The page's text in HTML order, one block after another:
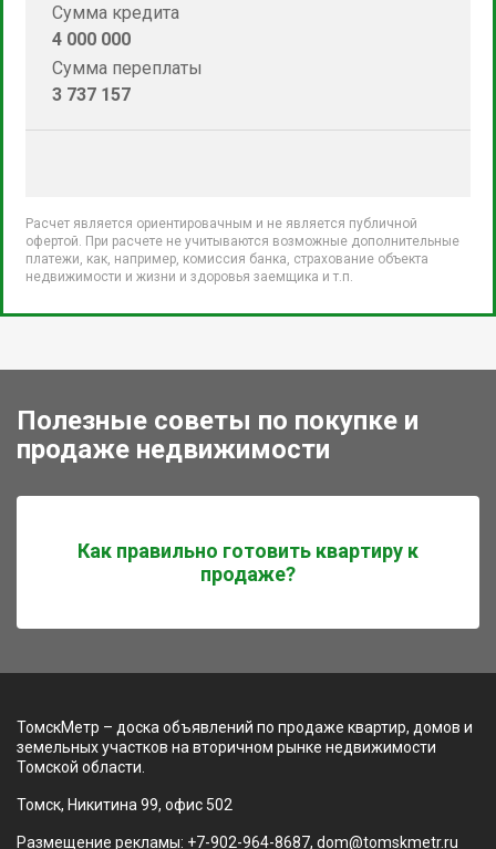
Сумма кредита
4 000 000
Сумма переплаты
3 737 157
Расчет является ориентировачным и не является публичной
офертой. При расчете не учитываются возможные дополнительные
платежи, как, например, комиссия банка, страхование объекта
недвижимости и жизни и здоровья заемщика и т.п.
Полезные советы по покупке и
продаже недвижимости
Как правильно готовить квартиру к
продаже?
ТомскМетр – доска объявлений по продаже квартир, домов и
земельных участков на вторичном рынке недвижимости
Томской области.
Томск, Никитина 99, офис 502
Размещение рекламы: +7-902-964-8687, dom@tomskmetr.ru